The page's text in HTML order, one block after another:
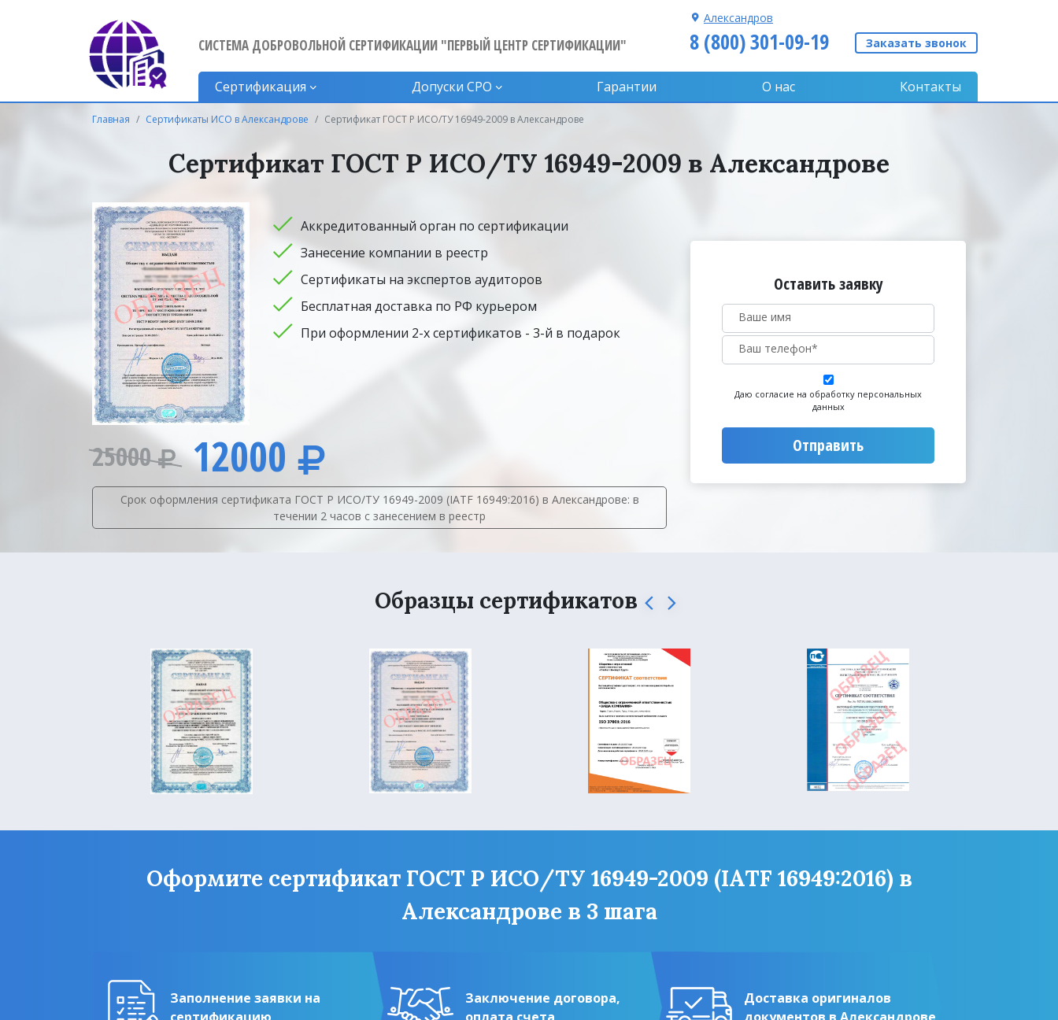
СИСТЕМА ДОБРОВОЛЬНОЙ СЕРТИФИКАЦИИ "ПЕРВЫЙ ЦЕНТР СЕРТИФИКАЦИИ"
Александров
8 (800) 301-09-19 Заказать звонок
Сертификация Допуски CPO Гарантии О нас Контакты
Главная Сертификаты ИСО в Александрове Сертификат ГОСТ Р ИСО/ТУ 16949-2009 в Александрове
Сертификат ГОСТ Р ИСО/ТУ 16949-2009 в Александрове
Аккредитованный орган по сертификации
Занесение компании в реестр
Сертификаты на экспертов аудиторов
Бесплатная доставка по РФ курьером
При оформлении 2-х сертификатов - 3-й в подарок
25000 12000
Срок оформления сертификата ГОСТ Р ИСО/ТУ 16949-2009 (IATF 16949:2016) в Александрове: в
течении 2 часов с занесением в реестр
Оставить заявку
Даю согласие на обработку персональных
данных
Отправить
Образцы сертификатов
Оформите сертификат ГОСТ Р ИСО/ТУ 16949-2009 (IATF 16949:2016) в
Александрове в 3 шага
Заполнение заявки на
Заключение договора,
Доставка оригиналов